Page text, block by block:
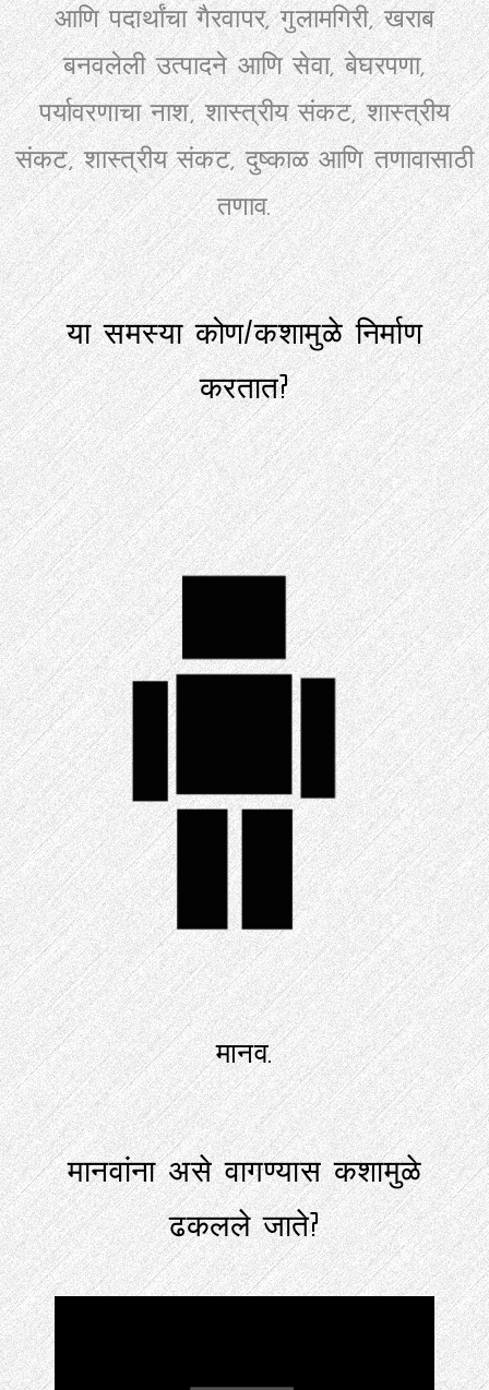
आणि पदार्थांचा गैरवापर, गुलामगिरी, खराब
बनवलेली उत्पादने आणि सेवा, बेघरपणा,
पर्यावरणाचा नाश, शास्त्रीय संकट, शास्त्रीय
संकट, शास्त्रीय संकट, दुष्काळ आणि तणावासाठी
तणाव.
या समस्या कोण/कशामुळे निर्माण
करतात?
मानव.
मानवांना असे वागण्यास कशामुळे
ढकलले जाते?